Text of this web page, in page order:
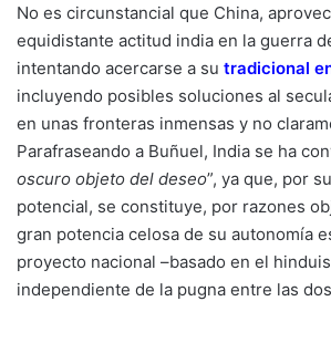
No es circunstancial que China,
equidistante actitud india en la guerra
intentando acercarse a su tradicional
incluyendo posibles soluciones al
en unas fronteras inmensas y no
Parafraseando a Buñuel, India se ha
oscuro objeto del deseo”, ya que, por
potencial, se constituye, por razones
gran potencia celosa de su autonomía
proyecto nacional –basado en el
independiente de la pugna entre las